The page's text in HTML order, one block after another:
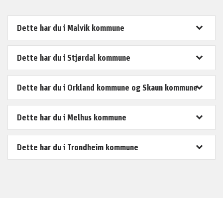
Dette har du i Malvik kommune
Dette har du i Stjørdal kommune
Dette har du i Orkland kommune og Skaun kommune
Dette har du i Melhus kommune
Dette har du i Trondheim kommune